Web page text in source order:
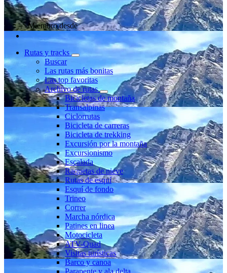
Miembro desde
Rutas y tracks
Buscar
Las rutas más bonitas
Las top favoritas
Archivo de rutas
Bicicletas de montaña
Transalpinas
Ciclorrutas
Bicicleta de carreras
Bicicleta de trekking
Excursión por la montaña
Excursionismo
Escalada
Raquetas de nieve
Rutas de esquí
Esquí de fondo
Trineo
Correr
Marcha nórdica
Patines en linea
Motocicleta
ATV-Quad
Visitas turísticas
Barco y canoa
Parapente y ala delta